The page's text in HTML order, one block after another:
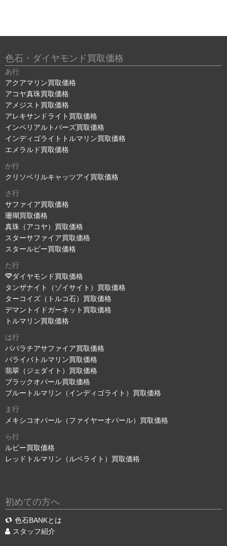
色石・ダイヤモンド買取価格
あ行
アクアマリン買取価格
アコヤ真珠買取価格
アメジスト買取価格
アレキサンドライト買取価格
インペリアルトパーズ買取価格
インディゴライトトルマリン買取価格
エメラルド買取価格
か行
クリソベリルキャッツアイ買取価格
さ行
サファイア買取価格
珊瑚買取価格
真珠（アコヤ）買取価格
スターサファイア買取価格
スタールビー買取価格
た行
ダイヤモンド買取価格
タンザナイト（ゾイサイト）買取価格
ターコイズ（トルコ石）買取価格
デマントイドガーネット買取価格
トルマリン買取価格
は行
パパラチアサファイア買取価格
パライバトルマリン買取価格
翡翠（ジェダイト）買取価格
ブラックオパール買取価格
ブルートルマリン（インディゴライト）買取価格
ま行
メキシコオパール（ファイヤーオパール）買取価格
ら行
ルビー買取価格
レッドトルマリン（ルベライト）買取価格
初めての方へ
色石BANKとは
スタッフ紹介